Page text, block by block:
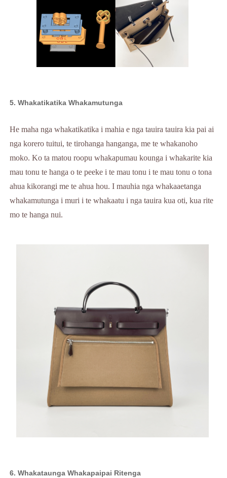
5. Whakatikatika Whakamutunga
He maha nga whakatikatika i mahia e nga tauira tauira kia pai ai
nga korero tuitui, te tirohanga hanganga, me te whakanoho
moko. Ko ta matou roopu whakapumau kounga i whakarite kia
mau tonu te hanga o te peeke i te mau tonu i te mau tonu o tona
ahua kikorangi me te ahua hou. I mauhia nga whakaaetanga
whakamutunga i muri i te whakaatu i nga tauira kua oti, kua rite
mo te hanga nui.
6. Whakataunga Whakapaipai Ritenga